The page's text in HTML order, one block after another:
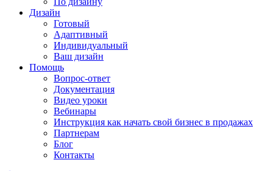
Дизайн
Готовый
Адаптивный
Индивидуальный
Ваш дизайн
Помощь
Вопрос-ответ
Документация
Видео уроки
Вебинары
Инструкция как начать свой бизнес в продажах
Партнерам
Блог
Контакты